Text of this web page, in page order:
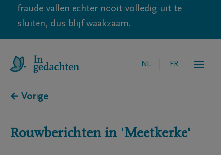
fraude vallen echter nooit volledig uit te
sluiten, dus blijf waakzaam.
NL FR
← Vorige
Rouwberichten in 'Meetkerke'